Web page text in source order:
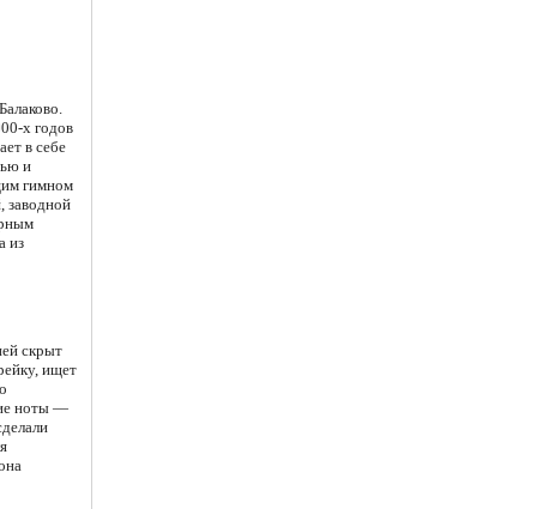
х годов
в себе
и
гимном
заводной
из
скрыт
ищет
ноты —